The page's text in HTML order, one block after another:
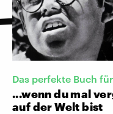
Das perfekte Buch
...wenn du mal
auf der Welt bist